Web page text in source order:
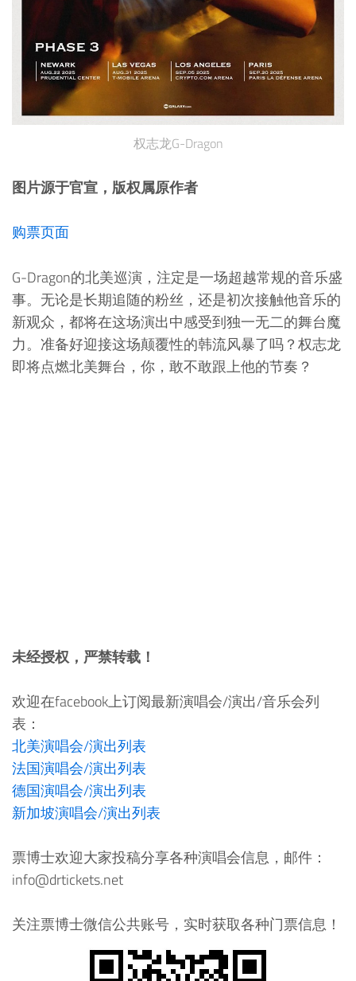
权志龙G-Dragon
图片源于官宣，版权属原作者
购票页面
G-Dragon的北美巡演，注定是一场超越常规的音乐盛
事。无论是长期追随的粉丝，还是初次接触他音乐的
新观众，都将在这场演出中感受到独一无二的舞台魔
力。准备好迎接这场颠覆性的韩流风暴了吗？权志龙
即将点燃北美舞台，你，敢不敢跟上他的节奏？
未经授权，严禁转载！
欢迎在facebook上订阅最新演唱会/演出/音乐会列
表：
北美演唱会/演出列表
法国演唱会/演出列表
德国演唱会/演出列表
新加坡演唱会/演出列表
票博士欢迎大家投稿分享各种演唱会信息，邮件：
info@drtickets.net
关注票博士微信公共账号，实时获取各种门票信息！